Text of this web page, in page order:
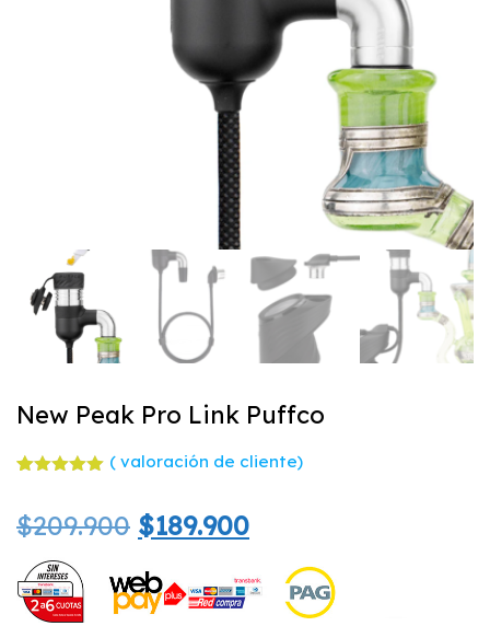
New Peak Pro Link Puffco
de 5 en
base a
de un
cliente
( valoración de cliente)
$209.900 El
precio
original
$189.900El
precio
actual